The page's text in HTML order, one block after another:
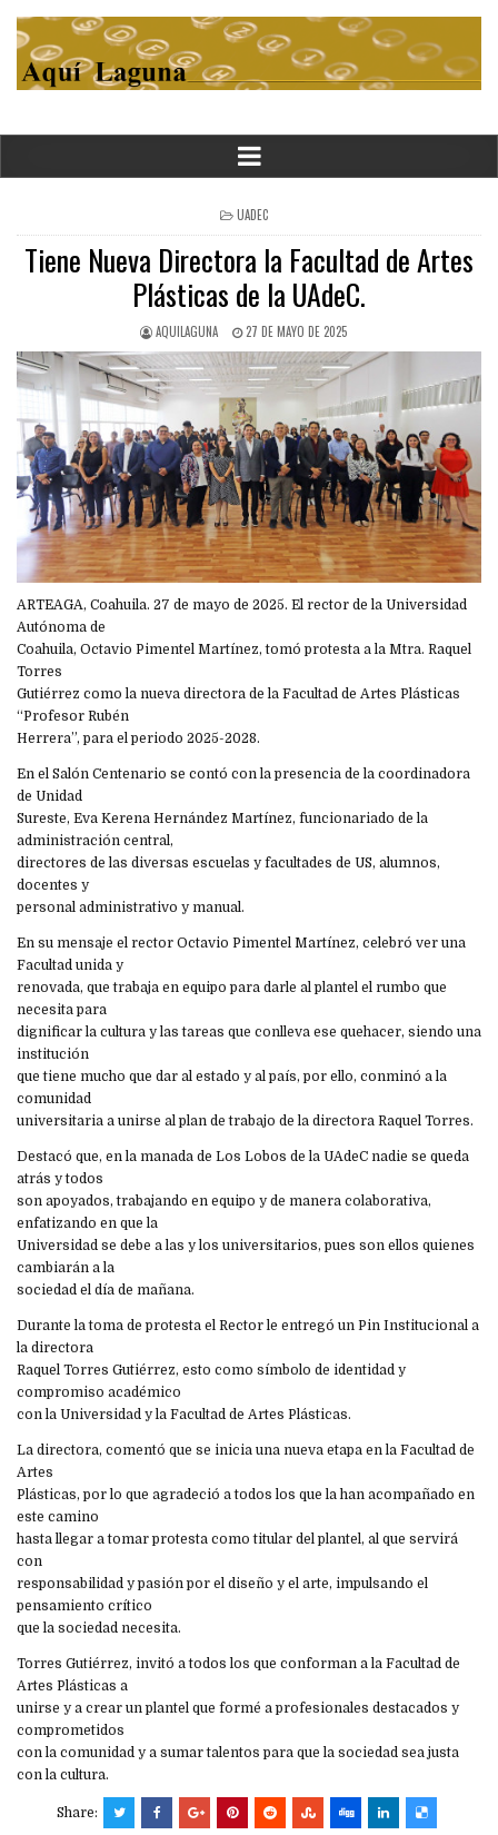
POSTED
IN
UADEC
Tiene Nueva Directora la Facultad de Artes
Plásticas de la UAdeC.
AQUILAGUNA 27 DE MAYO DE 2025
ARTEAGA, Coahuila. 27 de mayo de 2025. El rector de la Universidad
Autónoma de
Coahuila, Octavio Pimentel Martínez, tomó protesta a la Mtra. Raquel
Torres
Gutiérrez como la nueva directora de la Facultad de Artes Plásticas
“Profesor Rubén
Herrera”, para el periodo 2025-2028.
En el Salón Centenario se contó con la presencia de la coordinadora
de Unidad
Sureste, Eva Kerena Hernández Martínez, funcionariado de la
administración central,
directores de las diversas escuelas y facultades de US, alumnos,
docentes y
personal administrativo y manual.
En su mensaje el rector Octavio Pimentel Martínez, celebró ver una
Facultad unida y
renovada, que trabaja en equipo para darle al plantel el rumbo que
necesita para
dignificar la cultura y las tareas que conlleva ese quehacer, siendo una
institución
que tiene mucho que dar al estado y al país, por ello, conminó a la
comunidad
universitaria a unirse al plan de trabajo de la directora Raquel Torres.
Destacó que, en la manada de Los Lobos de la UAdeC nadie se queda
atrás y todos
son apoyados, trabajando en equipo y de manera colaborativa,
enfatizando en que la
Universidad se debe a las y los universitarios, pues son ellos quienes
cambiarán a la
sociedad el día de mañana.
Durante la toma de protesta el Rector le entregó un Pin Institucional a
la directora
Raquel Torres Gutiérrez, esto como símbolo de identidad y
compromiso académico
con la Universidad y la Facultad de Artes Plásticas.
La directora, comentó que se inicia una nueva etapa en la Facultad de
Artes
Plásticas, por lo que agradeció a todos los que la han acompañado en
este camino
hasta llegar a tomar protesta como titular del plantel, al que servirá
con
responsabilidad y pasión por el diseño y el arte, impulsando el
pensamiento crítico
que la sociedad necesita.
Torres Gutiérrez, invitó a todos los que conforman a la Facultad de
Artes Plásticas a
unirse y a crear un plantel que formé a profesionales destacados y
comprometidos
con la comunidad y a sumar talentos para que la sociedad sea justa
con la cultura.
Share: